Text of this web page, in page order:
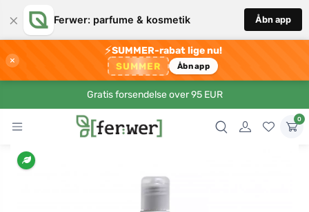
× Ferwer: parfume & kosmetik Åbn app
×
⚡SUMMER-rabat lige nu!
SUMMER Åbn app
Gratis forsendelse over 95 EUR
0